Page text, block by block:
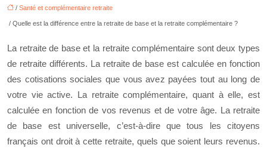
/ Santé et complémentaire retraite
/ Quelle est la différence entre la retraite de base et la retraite complémentaire ?
La retraite de base et la retraite complémentaire sont deux types
de retraite différents. La retraite de base est calculée en fonction
des cotisations sociales que vous avez payées tout au long de
votre vie active. La retraite complémentaire, quant à elle, est
calculée en fonction de vos revenus et de votre âge. La retraite
de base est universelle, c’est-à-dire que tous les citoyens
français ont droit à cette retraite, quels que soient leurs revenus.